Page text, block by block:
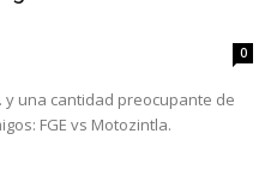
0
y una cantidad preocupante de
FGE vs Motozintla.